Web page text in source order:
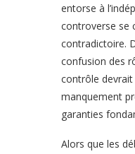
entorse à
controverse se
contradictoire.
confusion des
contrôle devrait
manquement
garanties
Alors que les